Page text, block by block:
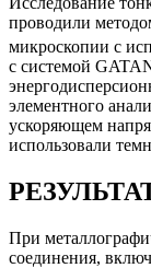
проводили
микроскопии с
с системой
элементного
ускоряющем
использовали
При
соединения,